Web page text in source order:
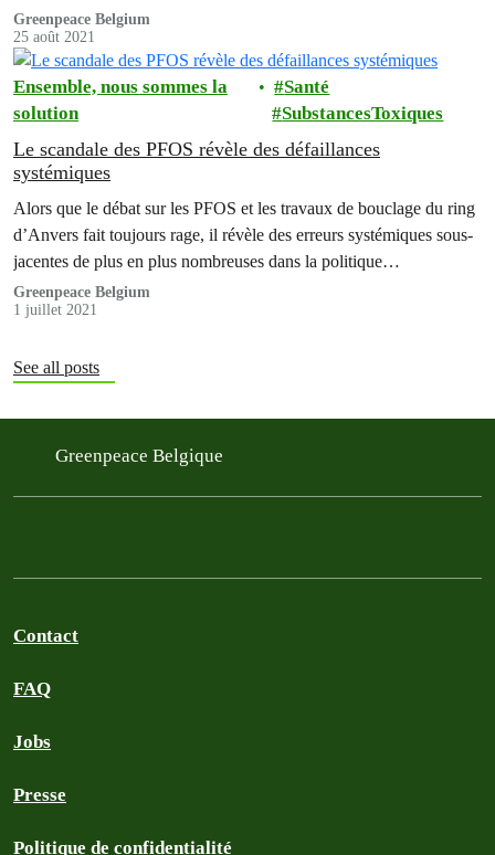
Greenpeace Belgium
25 août 2021
Ensemble, nous sommes la
solution
Santé
SubstancesToxiques
Le scandale des PFOS révèle des défaillances
systémiques
Alors que le débat sur les PFOS et les travaux de bouclage du ring
d’Anvers fait toujours rage, il révèle des erreurs systémiques sous-
jacentes de plus en plus nombreuses dans la politique
environnementale.
Greenpeace Belgium
1 juillet 2021
See all posts
Greenpeace Belgique
Contact
FAQ
Jobs
Presse
Politique de confidentialité